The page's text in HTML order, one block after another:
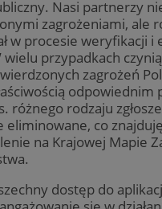
Nasi partnerzy
zagrożeniami, ale
w procesie weryfikacji i
wielu przypadkach
zagrożeń
różnego rodzaju
eliminowane, co znajduję
na Krajowej Mapie
dostęp do